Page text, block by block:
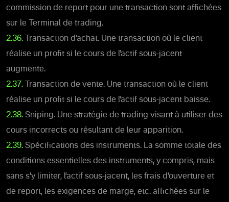
commission de report pour une transaction sont affichées
sur le Terminal de trading.
2.36. Transaction d'achat. Une transaction où le client
réalise un profit si le cours de l'actif sous-jacent
augmente.
2.37. Transaction de vente. Une transaction où le client
réalise un profit si le cours de l'actif sous-jacent baisse.
2.38. Sniping. Une stratégie de trading visant à utiliser des
cours incorrects ou résultant de leur apparition.
2.39. Spécifications des instruments. La somme totale des
conditions essentielles des instruments, y compris, mais
sans s'y limiter, l'actif sous-jacent, les frais d'ouverture et
de report, les exigences de marge, etc. affichées sur le